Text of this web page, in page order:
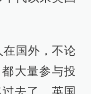
在国外，不论
大量参与投